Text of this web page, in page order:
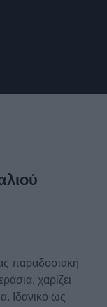
παραδοσιακή
χαρίζει
Ιδανικό ως